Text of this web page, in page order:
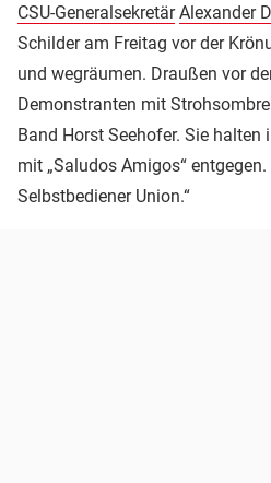
CSU-Generalsekretär Alexander
Schilder am Freitag vor der
und wegräumen. Draußen vor
Demonstranten mit
Band Horst Seehofer. Sie
mit „Saludos Amigos“ entgegen.
Selbstbediener Union.“